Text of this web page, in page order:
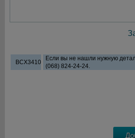
BCX3410
Если вы не нашли нужную
(068) 824-24-24.